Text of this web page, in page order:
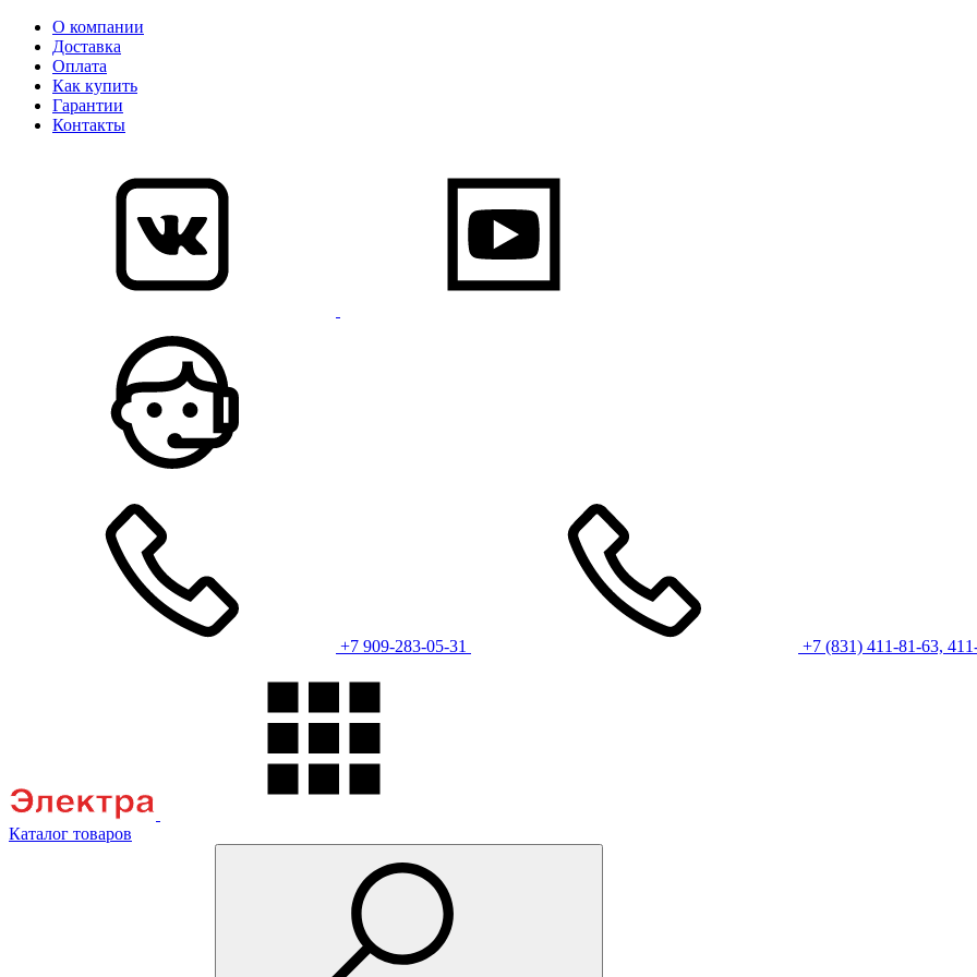
О компании
Доставка
Оплата
Как купить
Гарантии
Контакты
+7 909-283-05-31 +7 (831) 411-81-63,
Каталог товаров